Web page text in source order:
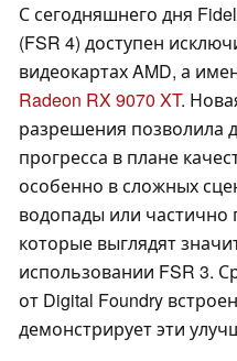
С сегодняшнего дня
(FSR 4) доступен
видеокартах AMD, а
Radeon RX 9070 XT.
разрешения позволила
прогресса в плане
особенно в сложных
водопады или частично
которые выглядят
использовании FSR 3.
от Digital Foundry
демонстрирует эти